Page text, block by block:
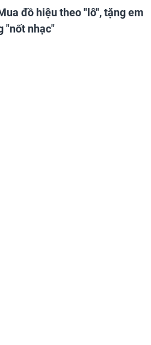
đồ hiệu theo "lô", tặng em
"nốt nhạc"